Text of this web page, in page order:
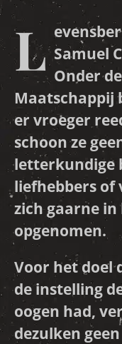
L Samuel
Onder
Maatschappij
er vroeger
schoon ze
letterkundige
liefhebbers of
zich gaarne
opgenomen.
Voor het doel
de instelling
oogen had,
dezulken